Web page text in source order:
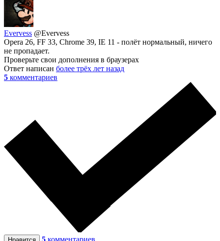
Evervess @Evervess
Opera 26, FF 33, Chrome 39, IE 11 - полёт нормальный, ничего
не пропадает.
Проверьте свои дополнения в браузерах
Ответ написан более трёх лет назад
5 комментариев